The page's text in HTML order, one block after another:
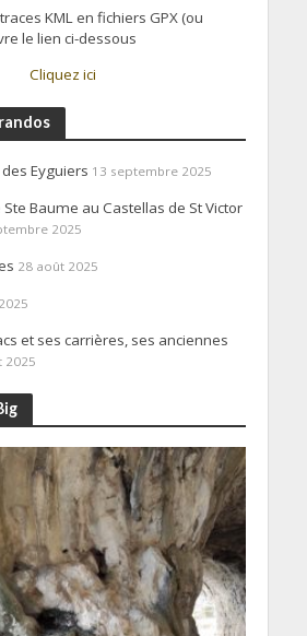
KML en fichiers GPX (ou
le lien ci-dessous
Cliquez ici
Eyguiers 13 septembre 2025
Baume au Castellas de St Victor
2025
28 août 2025
et ses carrières, ses anciennes
2025